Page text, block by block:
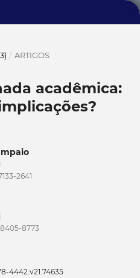
/ ARTIGOS
acadêmica:
2641
8773
4442.v21.74635